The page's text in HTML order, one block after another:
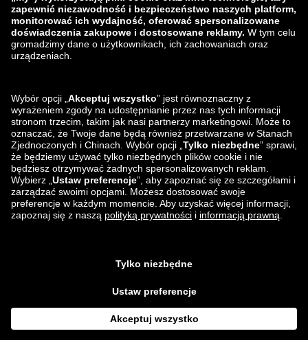
zalando-lounge.lt zalando-lounge.sk
zalando-lounge.ro
zalando-lounge.lu zalando-lounge.ee
zalando-lounge.lv zalando-lounge.no
Znajdziesz nas
na
sugerowaną ceną detaliczną.